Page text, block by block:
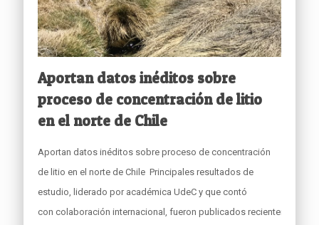
Aportan datos inéditos sobre
proceso de concentración de litio
en el norte de Chile
Aportan datos inéditos sobre proceso de concentración
de litio en el norte de Chile Principales resultados de
estudio, liderado por académica UdeC y que contó
con colaboración internacional, fueron publicados recientemente en